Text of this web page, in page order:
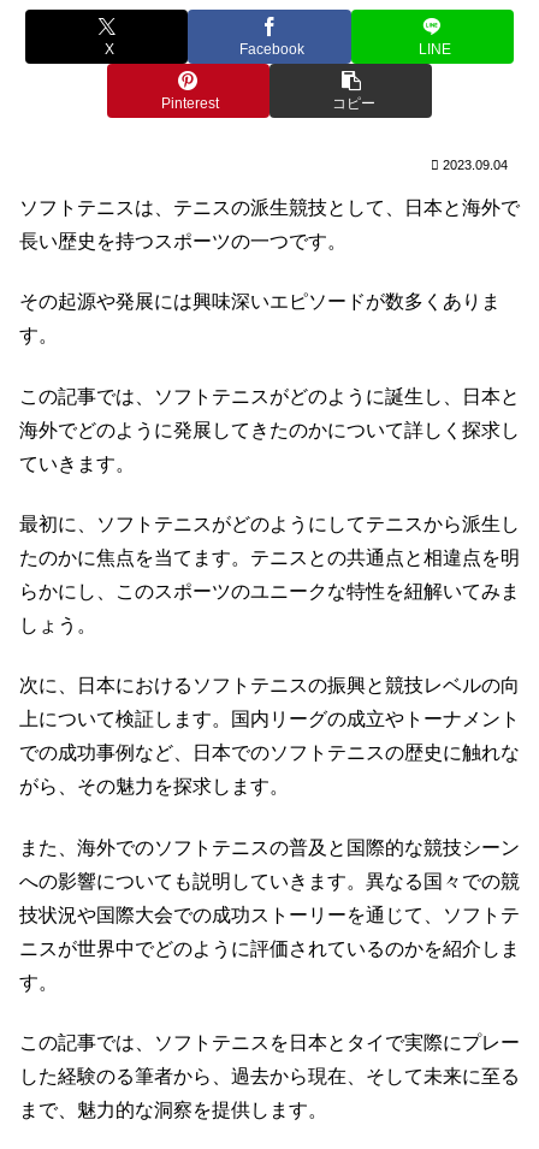
X Facebook LINE
Pinterest コピー
2023.09.04
ソフトテニスは、テニスの派生競技として、日本と海外で
長い歴史を持つスポーツの一つです。
その起源や発展には興味深いエピソードが数多くありま
す。
この記事では、ソフトテニスがどのように誕生し、日本と
海外でどのように発展してきたのかについて詳しく探求し
ていきます。
最初に、ソフトテニスがどのようにしてテニスから派生し
たのかに焦点を当てます。テニスとの共通点と相違点を明
らかにし、このスポーツのユニークな特性を紐解いてみま
しょう。
次に、日本におけるソフトテニスの振興と競技レベルの向
上について検証します。国内リーグの成立やトーナメント
での成功事例など、日本でのソフトテニスの歴史に触れな
がら、その魅力を探求します。
また、海外でのソフトテニスの普及と国際的な競技シーン
への影響についても説明していきます。異なる国々での競
技状況や国際大会での成功ストーリーを通じて、ソフトテ
ニスが世界中でどのように評価されているのかを紹介しま
す。
この記事では、ソフトテニスを日本とタイで実際にプレー
した経験のる筆者から、過去から現在、そして未来に至る
まで、魅力的な洞察を提供します。